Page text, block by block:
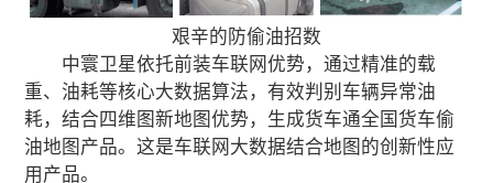
艰辛的防偷油招数
中寰卫星依托前装车联网优势，通过精准的载
重、油耗等核心大数据算法，有效判别车辆异常油
耗，结合四维图新地图优势，生成货车通全国货车偷
油地图产品。这是车联网大数据结合地图的创新性应
用产品。